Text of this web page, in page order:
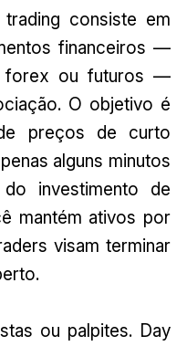
consiste em
financeiros —
forex ou futuros —
O objetivo é
preços de curto
alguns minutos
investimento de
mantém ativos por
visam terminar
ou palpites. Day